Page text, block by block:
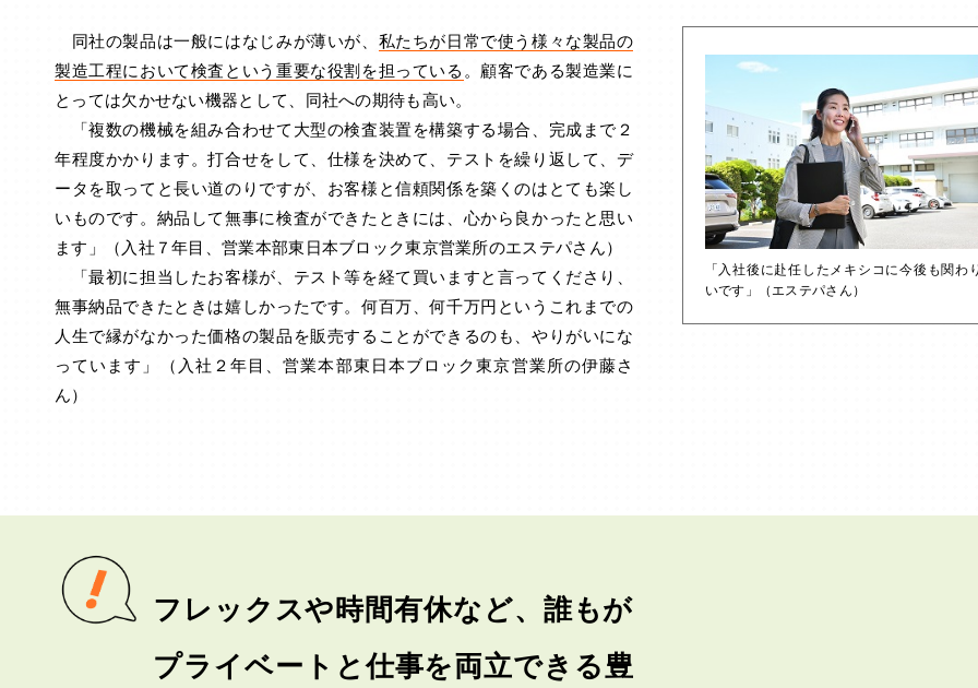
同社の製品は一般にはなじみが薄いが、 私たちが日常で使う様々な製品の
製造工程において検査という重要な役割を担っている 。顧客である製造業に
とっては欠かせない機器として、同社への期待も高い。
「複数の機械を組み合わせて大型の検査装置を構築する場合、完成まで２
年程度かかります。打合せをして、仕様を決めて、テストを繰り返して、デ
ータを取ってと長い道のりですが、お客様と信頼関係を築くのはとても楽し
いものです。納品して無事に検査ができたときには、心から良かったと思い
ます」（入社７年目、営業本部東日本ブロック東京営業所のエステパさん）
「最初に担当したお客様が、テスト等を経て買いますと言ってくださり、
無事納品できたときは嬉しかったです。何百万、何千万円というこれまでの
人生で縁がなかった価格の製品を販売することができるのも、やりがいにな
っています」（入社２年目、営業本部東日本ブロック東京営業所の伊藤さ
ん）
「入社後に赴任したメキシコに今後も関わ
いです」（エステパさん）
フレックスや時間有休など、誰もが
プライベートと仕事を両立できる豊